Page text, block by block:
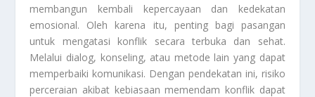
membangun kembali kepercayaan dan kedekatan
emosional. Oleh karena itu, penting bagi pasangan
untuk mengatasi konflik secara terbuka dan sehat.
Melalui dialog, konseling, atau metode lain yang dapat
memperbaiki komunikasi. Dengan pendekatan ini, risiko
perceraian akibat kebiasaan memendam konflik dapat